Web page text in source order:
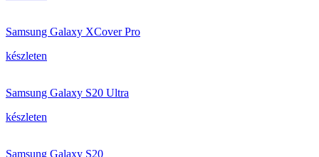
Samsung Galaxy XCover Pro
készleten
Samsung Galaxy S20 Ultra
készleten
Samsung Galaxy S20